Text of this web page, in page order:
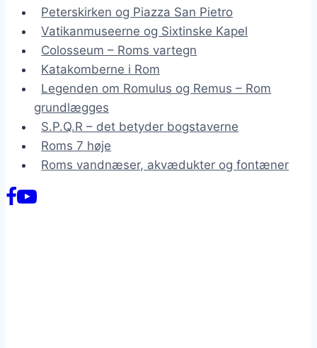
Peterskirken og Piazza San Pietro
Vatikanmuseerne og Sixtinske Kapel
Colosseum – Roms vartegn
Katakomberne i Rom
Legenden om Romulus og Remus – Rom
grundlægges
S.P.Q.R – det betyder bogstaverne
Roms 7 høje
Roms vandnæser, akvædukter og fontæner